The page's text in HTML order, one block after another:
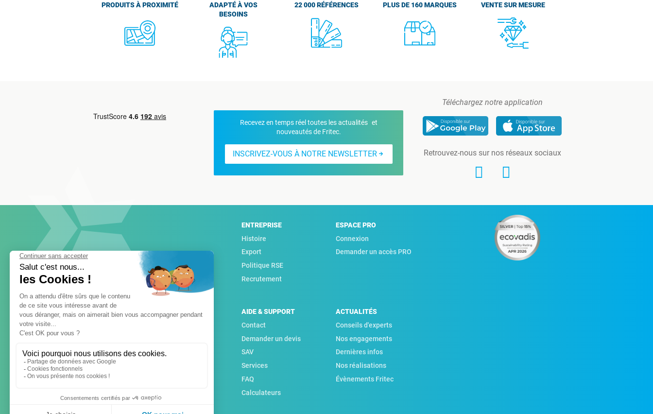
PRODUITS À PROXIMITÉ
ADAPTÉ À VOS
BESOINS
22 000 RÉFÉRENCES
PLUS DE 160 MARQUES
VENTE SUR MESURE
Recevez en temps réel toutes les actualités et
nouveautés de Fritec.
INSCRIVEZ-VOUS À NOTRE NEWSLETTER
Téléchargez notre application
Retrouvez-nous sur nos réseaux sociaux
ENTREPRISE
Histoire
Export
Politique RSE
Recrutement
ESPACE PRO
Connexion
Demander un accès PRO
AIDE & SUPPORT
Contact
Demander un devis
SAV
Services
FAQ
Calculateurs
ACTUALITÉS
Conseils d'experts
Nos engagements
Dernières infos
Nos réalisations
Évènements Fritec